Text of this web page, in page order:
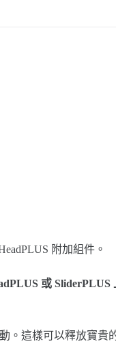
附加組件。
或 SliderPLUS
。這樣可以釋放寶貴